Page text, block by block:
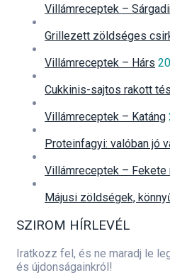
Villámreceptek –
Grillezett zöldséges
Villámreceptek – Hárs
Cukkinis-sajtos rakott
Villámreceptek – Katáng
Proteinfagyi: valóban jó
Villámreceptek –
Májusi zöldségek,
SZIROM HÍRLEVÉL
Iratkozz fel, és ne maradj le
és újdonságainkról!